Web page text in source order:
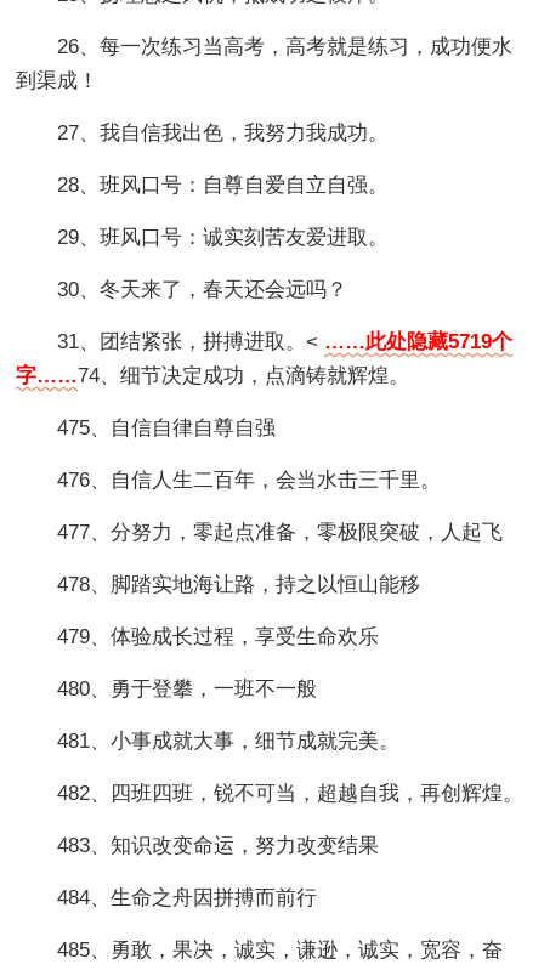
26、每一次练习当高考，高考就是练习，成功便水
到渠成！
27、我自信我出色，我努力我成功。
28、班风口号：自尊自爱自立自强。
29、班风口号：诚实刻苦友爱进取。
30、冬天来了，春天还会远吗？
31、团结紧张，拼搏进取。< ……此处隐藏5719个
字……74、细节决定成功，点滴铸就辉煌。
475、自信自律自尊自强
476、自信人生二百年，会当水击三千里。
477、分努力，零起点准备，零极限突破，人起飞
478、脚踏实地海让路，持之以恒山能移
479、体验成长过程，享受生命欢乐
480、勇于登攀，一班不一般
481、小事成就大事，细节成就完美。
482、四班四班，锐不可当，超越自我，再创辉煌。
483、知识改变命运，努力改变结果
484、生命之舟因拼搏而前行
485、勇敢，果决，诚实，谦逊，诚实，宽容，奋